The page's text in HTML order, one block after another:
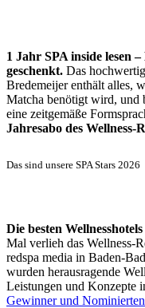
1 Jahr SPA inside lesen
geschenkt. Das
Bredemeijer enthält alles,
Matcha benötigt wird, und
eine zeitgemäße
Jahresabo des Wellness-
Das sind unsere SPA Stars 2026
Die besten
Mal verlieh das Wellness-
redspa media in Baden-
wurden herausragende
Leistungen und Konzepte
Gewinner und Nominierten